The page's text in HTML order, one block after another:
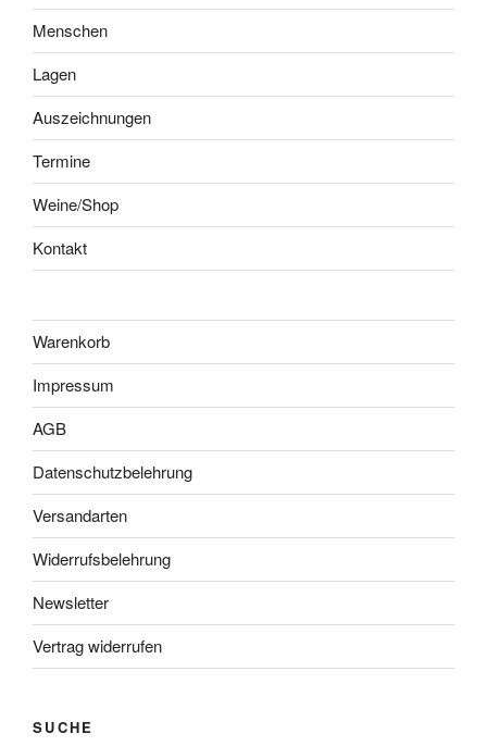
Menschen
Lagen
Auszeichnungen
Termine
Weine/Shop
Kontakt
Warenkorb
Impressum
AGB
Datenschutzbelehrung
Versandarten
Widerrufsbelehrung
Newsletter
Vertrag widerrufen
SUCHE